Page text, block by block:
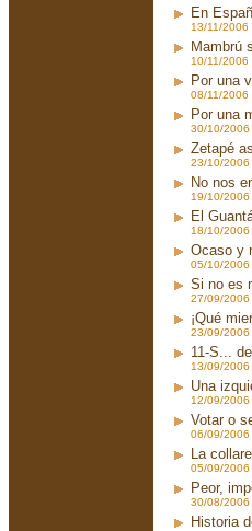
En
13/11/
Mambrú
10/11/
Por una
08/11/
Por una
30/10/
Zetapé
23/10/
No nos
19/10/
El
18/10/
Ocaso y
05/10/
Si no es
27/09/
¡Qué
23/09/
11-S...
13/09/
Una
12/09/
Votar o
06/09/
La
05/09/
Peor,
30/08/
Historia